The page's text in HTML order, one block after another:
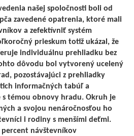
našej spoločnosti boli od
zavedené opatrenia, ktoré mali
a zefektívniť systém
prieskum totiž ukázal, že
individuálnu prehliadku bez
dôvodu bol vytvorený ucelený
pozostávajúci z prehliadky
informačných tabúľ a
témou obnovy hradu. Okruh je
a svojou nenáročnosťou ho
i rodiny s menšími deťmi.
návštevníkov